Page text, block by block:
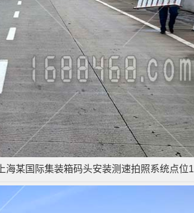
上海某国际集装箱码头安装测速拍照系统点位1